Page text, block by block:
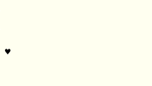
♥